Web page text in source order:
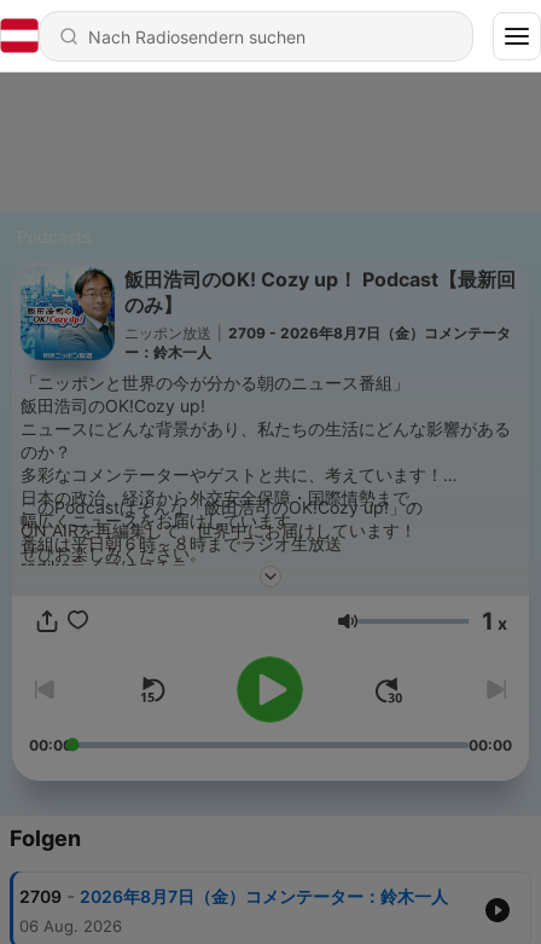
飯田浩司のOK! Cozy up！ Podcast【最新回
のみ】
ニッポン放送
2709 - 2026年8月7日（金）コメンテータ
ー：鈴木一人
「ニッポンと世界の今が分かる朝のニュース番組」
飯田浩司のOK!Cozy up!
ニュースにどんな背景があり、私たちの生活にどんな影響がある
のか？
多彩なコメンテーターやゲストと共に、考えています！
日本の政治、経済から外交安全保障・国際情勢まで、
幅広くニュースをお届けしています。
番組は平日朝６時～８時までラジオ生放送
radikoライブはコチラ
このPodcastはそんな「飯田浩司のOK!Cozy up!」の
ON AIRを再編集して、世界中にお届けしています！
ぜひお楽しみください。
Lautstärke 1 x
00:00 00:00
Folgen
2709 - 2026年8月7日（金）コメンテーター：鈴木一人
06 Aug. 2026